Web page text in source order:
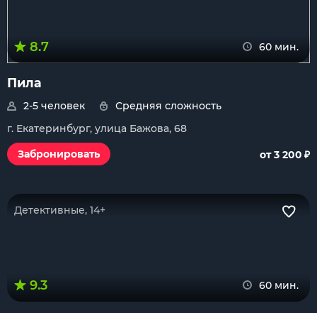
8.7 60 мин.
Пила
2-5 человек
Средняя сложность
г. Екатеринбург, улица Бажова, 68
Забронировать
от 3 200 ₽
Детективные, 14+
9.3 60 мин.